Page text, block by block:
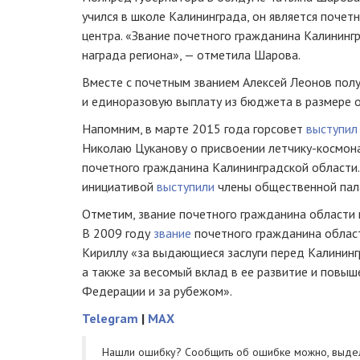
учился в школе Калининграда, он является
центра. «Звание почетного гражданина
награда региона», — отметила Шарова.
Вместе с почетным званием Алексей Леонов
и единоразовую выплату из бюджета в размере
Напомним, в марте 2015 года горсовет
Николаю Цуканову о присвоении летчику-
почетного гражданина Калининградской
инициативой выступили члены общественной
Отметим, звание почетного гражданина области
В 2009 году звание почетного гражданина
Кириллу «за выдающиеся заслуги перед
а также за весомый вклад в ее развитие и
Федерации и за рубежом».
Telegram | MAX
Нашли ошибку? Cообщить об ошибке можно,